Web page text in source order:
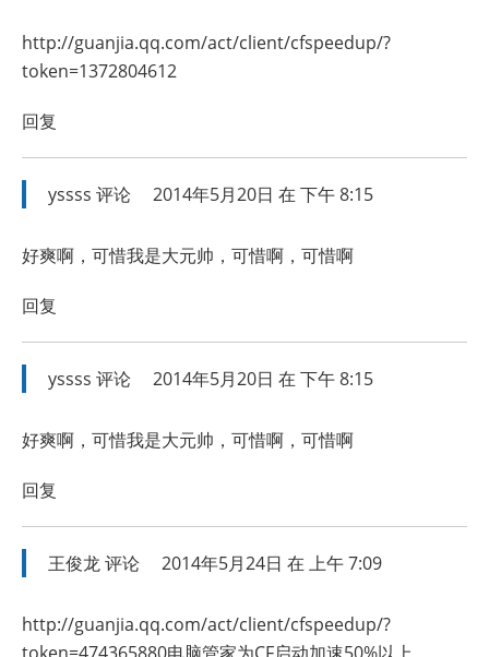
http://guanjia.qq.com/act/client/cfspeedup/?
token=1372804612
回复
yssss 评论 2014年5月20日 在 下午 8:15
好爽啊，可惜我是大元帅，可惜啊，可惜啊
回复
yssss 评论 2014年5月20日 在 下午 8:15
好爽啊，可惜我是大元帅，可惜啊，可惜啊
回复
王俊龙评论 2014年5月24日 在 上午 7:09
http://guanjia.qq.com/act/client/cfspeedup/?